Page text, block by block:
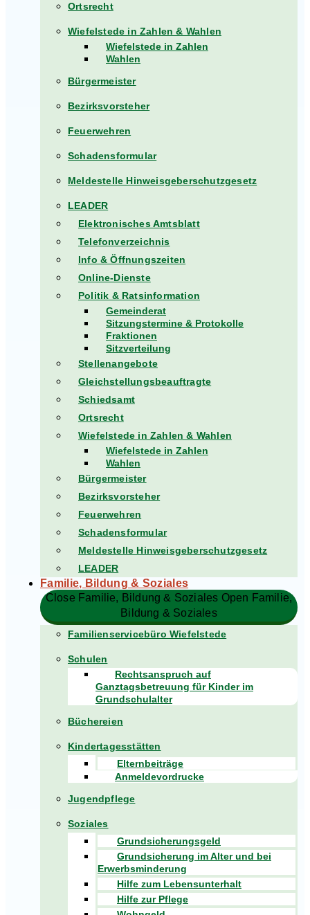
Ortsrecht
Wiefelstede in Zahlen & Wahlen
Wiefelstede in Zahlen
Wahlen
Bürgermeister
Bezirksvorsteher
Feuerwehren
Schadensformular
Meldestelle Hinweisgeberschutzgesetz
LEADER
Elektronisches Amtsblatt
Telefonverzeichnis
Info & Öffnungszeiten
Online-Dienste
Politik & Ratsinformation
Gemeinderat
Sitzungstermine & Protokolle
Fraktionen
Sitzverteilung
Stellenangebote
Gleichstellungsbeauftragte
Schiedsamt
Ortsrecht
Wiefelstede in Zahlen & Wahlen
Wiefelstede in Zahlen
Wahlen
Bürgermeister
Bezirksvorsteher
Feuerwehren
Schadensformular
Meldestelle Hinweisgeberschutzgesetz
LEADER
Familie, Bildung & Soziales
Close Familie, Bildung & Soziales Open Familie,
Bildung & Soziales
Familienservicebüro Wiefelstede
Schulen
Rechtsanspruch auf
Ganztagsbetreuung für Kinder im
Grundschulalter
Büchereien
Kindertagesstätten
Elternbeiträge
Anmeldevordrucke
Jugendpflege
Soziales
Grundsicherungsgeld
Grundsicherung im Alter und bei
Erwerbsminderung
Hilfe zum Lebensunterhalt
Hilfe zur Pflege